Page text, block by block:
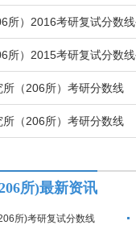
所）2016考研复试分数
所）2015考研复试分数
（206所）考研分数线
（206所）考研分数线
所)最新资讯
所)考研复试分数线